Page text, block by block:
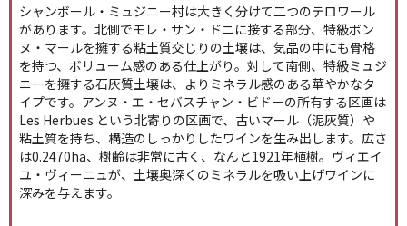
シャンボール・ミュジニー村は大きく分けて二つのテロワール
があります。北側でモレ・サン・ドニに接する部分、特級ボン
ヌ・マールを擁する粘土質交じりの土壌は、気品の中にも骨格
を持つ、ボリューム感のある仕上がり。対して南側、特級ミュジ
ニーを擁する石灰質土壌は、よりミネラル感のある華やかなタ
イプです。アンヌ・エ・セバスチャン・ビドーの所有する区画は
Les Herbues という北寄りの区画で、古いマール（泥灰質）や
粘土質を持ち、構造のしっかりしたワインを生み出します。広さ
は0.2470ha、樹齢は非常に古く、なんと1921年植樹。ヴィエイ
ユ・ヴィーニュが、土壌奥深くのミネラルを吸い上げワインに
深みを与えます。